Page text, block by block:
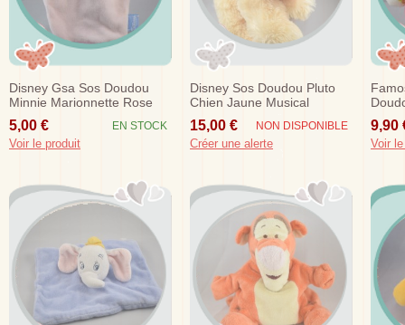
Disney Gsa Sos Doudou
Minnie Marionnette Rose
Carrefour
5,00 € EN STOCK
Voir le produit
Disney Sos Doudou Pluto
Chien Jaune Musical
Lumineux
15,00 € NON DISPONIBLE
Créer une alerte
9,90
Voir